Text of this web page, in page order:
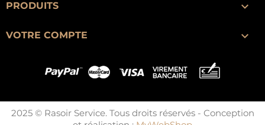
PRODUITS 
VOTRE COMPTE 
2025 © Rasoir Service. Tous droits réservés - Conception